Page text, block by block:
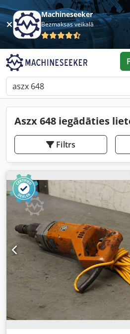
Machineseeker
Bezmaksas veikalā
Aszx 648 iegādāties
Filtrs